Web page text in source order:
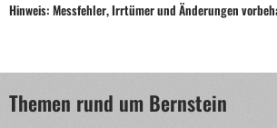
Hinweis: Messfehler, Irrtümer und Änderungen
Themen rund um Bernstein